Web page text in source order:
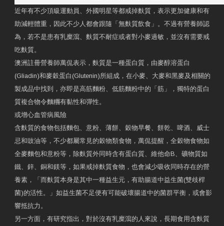
近年有不少頂級運動員、外國明星等都戒掉麩質，表示更加健康和有
助減輕體重，因此不少人都會跟隨「無麩質飲食」。不過有營養師認
為，若不是患有乳糜瀉、麩質不耐症或者對小麥過敏，並沒有需要戒
吃麩質。
澳洲註冊營養師萬侃表示，麩質是一種蛋白質，由麥醇溶蛋白
(Gliadin)和麥穀蛋白(Glutenin)所組成，在小麥、大麥和黑麥及相關的
製成品中找到，亦即是高筋麵粉、低筋麵粉中的「筋」，獨特的蛋白
質複合物令麵糰有黏性和彈性。
或增心血管病風險
含麩質的食物包括麵包、意粉、薄餅、穀物早餐、餅乾、啤酒、威士
忌和豉油等，不少都屬常見的穀物類食物，萬侃提醒，全穀物食物如
全麥麵包和意粉等，除麩質外同時含有蛋白質、維他命B、礦物質如
鐵、鋅、銅和鎂等，如果戒掉麩質食物，也會減少吸收同時存在的營
養素，「而麩質本身是其中一種益生元，有助腸道中益生菌(雙歧桿
菌)的活性。」如益生菌不足便有可能破壞腸道中的菌群平衡，或會影
響抵抗力。
另一方面，有研究指出，對於沒有乳糜瀉的人來說，長期食用含麩質